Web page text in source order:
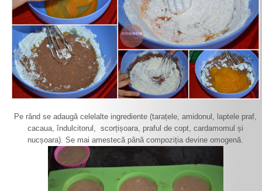
Pe rând se adaugă celelalte ingrediente (tarațele, amidonul, laptele praf,
cacaua, îndulcitorul, scorțișoara, praful de copt, cardamomul și
nucșoara). Se mai amestecă până compoziția devine omogenă.